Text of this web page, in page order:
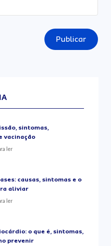
Publicar
sintomas,
vacinação
ler
causas, sintomas e o
aliviar
ler
o que é, sintomas,
prevenir